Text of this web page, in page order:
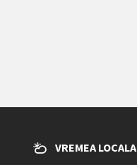
VREMEA LOCALA